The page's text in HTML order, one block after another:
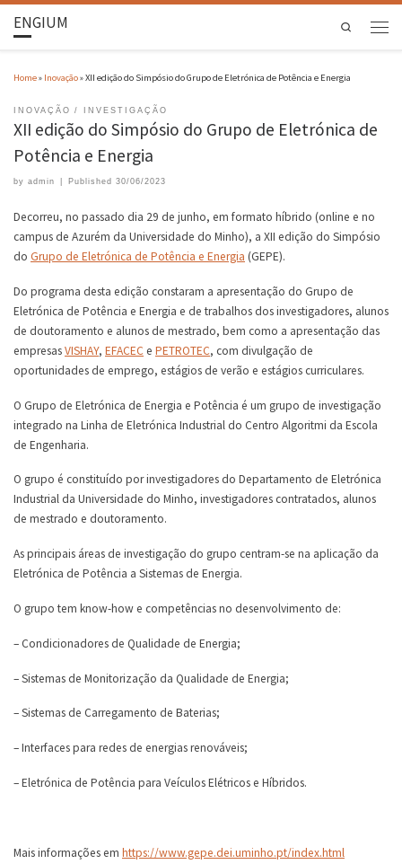
ENGIUM Search
Home» Inovação»XII edição do Simpósio do Grupo de Eletrónica de Potência e Energia
INOVAÇÃO INVESTIGAÇÃO
XII edição do Simpósio do Grupo de Eletrónica de
Potência e Energia
by admin Published 30/06/2023
Decorreu, no passado dia 29 de junho, em formato híbrido (online e no
campus de Azurém da Universidade do Minho), a XII edição do Simpósio
do Grupo de Eletrónica de Potência e Energia (GEPE).
Do programa desta edição constaram a apresentação do Grupo de
Eletrónica de Potência e Energia e de trabalhos dos investigadores, alunos
de doutoramento e alunos de mestrado, bem como a apresentação das
empresasVISHAY, EFACECe PETROTEC, com divulgação de
oportunidades de emprego, estágios de verão e estágios curriculares.
O Grupo de Eletrónica de Energia e Potência é um grupo de investigação
integrado na Linha de Eletrónica Industrial do Centro Algoritmi da Escola
de Engenharia.
O grupo é constituído por investigadores do Departamento de Eletrónica
Industrial da Universidade do Minho, investigadores contratados, alunos
de mestrado e doutoramento.
As principais áreas de investigação do grupo centram-se na aplicação da
Eletrónica de Potência a Sistemas de Energia.
O grupo tem know-how e competências no desenvolvimento de:
– Condicionadores de Qualidade de Energia;
– Sistemas de Monitorização da Qualidade de Energia;
– Sistemas de Carregamento de Baterias;
– Interfaces para redes de energias renováveis;
– Eletrónica de Potência para Veículos Elétricos e Híbridos.
Mais informações em https://www.gepe.dei.uminho.pt/index.html